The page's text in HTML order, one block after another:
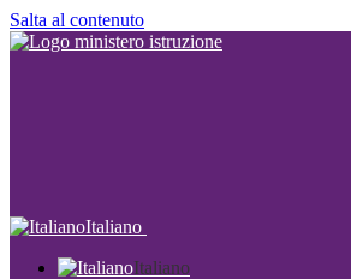
Salta al contenuto
Italiano
Italiano